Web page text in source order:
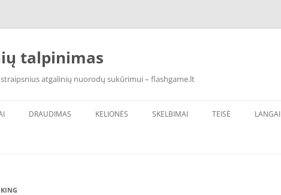
talpinimas
atgalinių nuorodų sukūrimui – flashgame.lt
DRAUDIMAS KELIONĖS SKELBIMAI TEISĖ LANGAI